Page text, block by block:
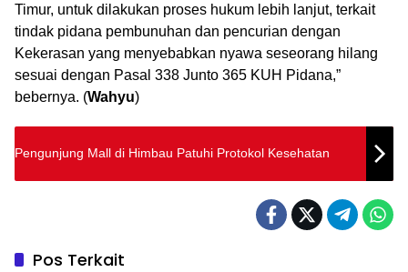
Timur, untuk dilakukan proses hukum lebih lanjut, terkait
tindak pidana pembunuhan dan pencurian dengan
Kekerasan yang menyebabkan nyawa seseorang hilang
sesuai dengan Pasal 338 Junto 365 KUH Pidana,”
bebernya. (Wahyu)
Pengunjung Mall di Himbau Patuhi Protokol Kesehatan
Pos Terkait